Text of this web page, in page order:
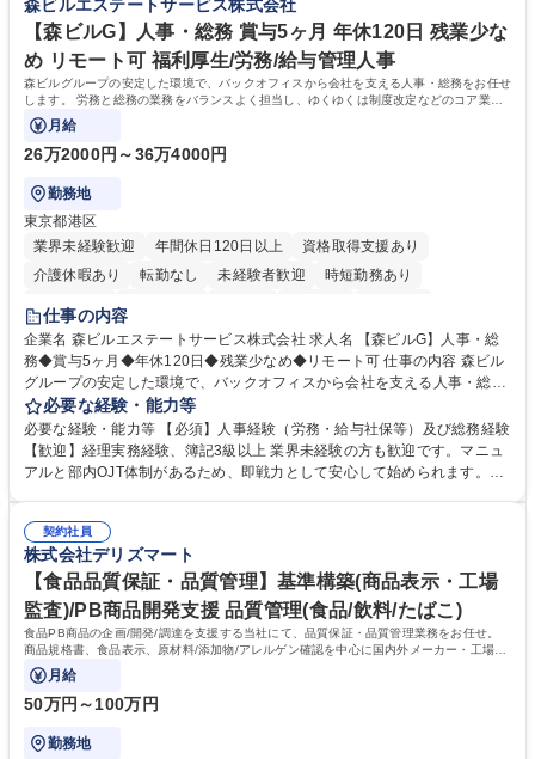
業務全般 募集職種 【東京／文京区】公益財団法人の総務人事業務／年間
休日125日
森ビルエステートサービス株式会社
【森ビルG】人事・総務 賞与5ヶ月 年休120日 残業少な
め リモート可 福利厚生/労務/給与管理人事
森ビルグループの安定した環境で、バックオフィスから会社を支える人事・総務をお任せ
します。 労務と総務の業務をバランスよく担当し、ゆくゆくは制度改定などのコア業務
にも挑戦できる、やりがいある環境です。
月給
26万2000円～36万4000円
勤務地
東京都港区
業界未経験歓迎
年間休日120日以上
資格取得支援あり
介護休暇あり
転勤なし 未経験者歓迎
時短勤務あり
経験者歓迎
完全週休2日制
交通費支給 長期歓迎 駅近5分以内 土日祝休み
仕事の内容
企業名 森ビルエステートサービス株式会社 求人名 【森ビルG】人事・総
務◆賞与5ヶ月◆年休120日◆残業少なめ◆リモート可 仕事の内容 森ビル
グループの安定した環境で、バックオフィスから会社を支える人事・総務
をお任せします。 労務と総務の業務をバランスよく担当し、ゆくゆくは制
度改定などのコア業務にも挑戦できる、やりがいある環境です。 ■勤怠管
理、給与計算、社会保険手続き、年末調整等の労務管理全般 ■入退社手続
き、社内規定の改定や人事制度改定などのコア業務 ■社内イベントの企画
でも質問・相談できる環境が整っているため、安心して成長できます。 募
集職種 【森ビルG】人事・総務◆賞与5ヶ月◆年休120日◆残業少なめ◆
リモート可
必要な経験・能力等
必要な経験・能力等 【必須】人事経験（労務・給与社保等）及び総務経験
【歓迎】経理実務経験、簿記3級以上 業界未経験の方も歓迎です。マニュ
アルと部内OJT体制があるため、即戦力として安心して始められます。
務に挑戦できるため、自身の成長と組織への貢献度をダイレクトに実感で
きます。 残業少なめ、週1日リモート可など、ワークライフバランスを保
ち長期活躍できる環境です。 「これまでの幅広い経験を活かし、長期的な
キャリアを築きたい」という前向きな意欲と挑戦を全力で応援します。 学
歴・資格 学歴：大学院 大学 高専 短大 専修学校 高校 語学力： 資格：日商
簿記検定1級 日商簿記検定2級 日商簿記検定3級
契約社員
株式会社デリズマート
【食品品質保証・品質管理】基準構築(商品表示・工場
監査)/PB商品開発支援 品質管理(食品/飲料/たばこ)
食品PB商品の企画/開発/調達を支援する当社にて、品質保証・品質管理業務をお任せ。
商品規格書、食品表示、原材料/添加物/アレルゲン確認を中心に国内外メーカー・工場の
品質基準整備から発売後対応まで担います。
月給
50万円～100万円
勤務地